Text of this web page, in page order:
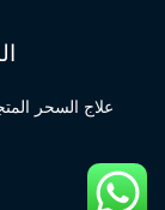
علاج السحر